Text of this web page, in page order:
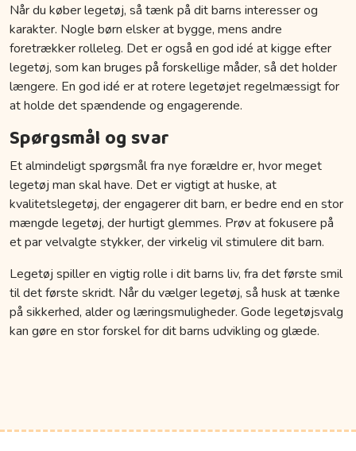
Når du køber legetøj, så tænk på dit barns interesser og
karakter. Nogle børn elsker at bygge, mens andre
foretrækker rolleleg. Det er også en god idé at kigge efter
legetøj, som kan bruges på forskellige måder, så det holder
længere. En god idé er at rotere legetøjet regelmæssigt for
at holde det spændende og engagerende.
Spørgsmål og svar
Et almindeligt spørgsmål fra nye forældre er, hvor meget
legetøj man skal have. Det er vigtigt at huske, at
kvalitetslegetøj, der engagerer dit barn, er bedre end en stor
mængde legetøj, der hurtigt glemmes. Prøv at fokusere på
et par velvalgte stykker, der virkelig vil stimulere dit barn.
Legetøj spiller en vigtig rolle i dit barns liv, fra det første smil
til det første skridt. Når du vælger legetøj, så husk at tænke
på sikkerhed, alder og læringsmuligheder. Gode legetøjsvalg
kan gøre en stor forskel for dit barns udvikling og glæde.